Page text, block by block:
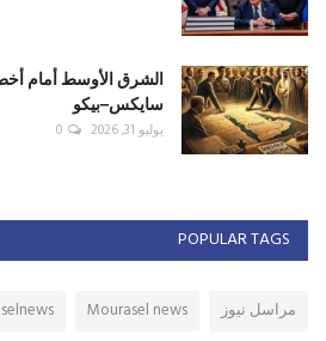
الشرق الأوسط أمام
سايكس–بيكو
يوليو 31, 2026 0
POPULAR TAGS
مراسل نيوز Mourasel news